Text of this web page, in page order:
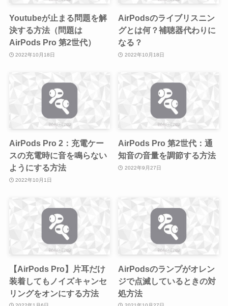
Youtubeが止まる問題を解
決する方法（問題は
AirPods Pro 第2世代）
2022年10月18日
AirPodsのライブリスニン
グとは何？補聴器代わりに
なる？
2022年10月18日
AirPods Pro 2：充電ケー
スの充電時に音を鳴らない
ようにする方法
2022年10月1日
AirPods Pro 第2世代：通
知音の音量を調節する方法
2022年9月27日
【AirPods Pro】片耳だけ
装着してもノイズキャンセ
リングをオンにする方法
AirPodsのランプがオレン
ジで点滅しているときの対
処方法